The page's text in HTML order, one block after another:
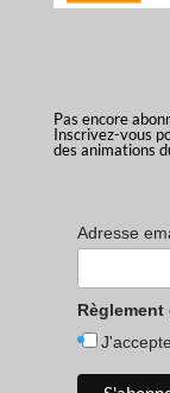
Pas encore
Inscrivez-vous
des animations
Adresse
J'accepte